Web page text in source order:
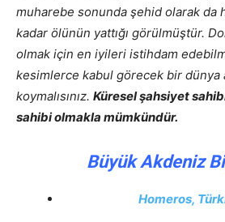
muharebe sonunda şehid olarak da
kadar ölünün yattığı görülmüştür.
olmak için en iyileri istihdam
kesimlerce kabul görecek bir dünya
koymalısınız. Küresel şahsiyet
sahibi olmakla mümkündür.
Büyük Akdeniz
Homeros,